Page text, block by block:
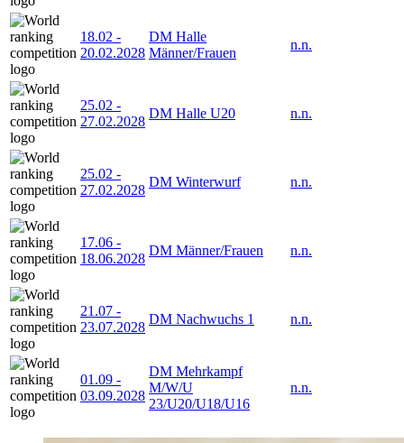
18.02 -
20.02.2028
DM Halle
Männer/Frauen
n.n.
25.02 -
27.02.2028
DM Halle U20 n.n.
25.02 -
27.02.2028
DM Winterwurf n.n.
17.06 -
18.06.2028
DM Männer/Frauen n.n.
21.07 -
23.07.2028
DM Nachwuchs 1 n.n.
01.09 -
03.09.2028
DM Mehrkampf
M/W/U
23/U20/U18/U16
n.n.